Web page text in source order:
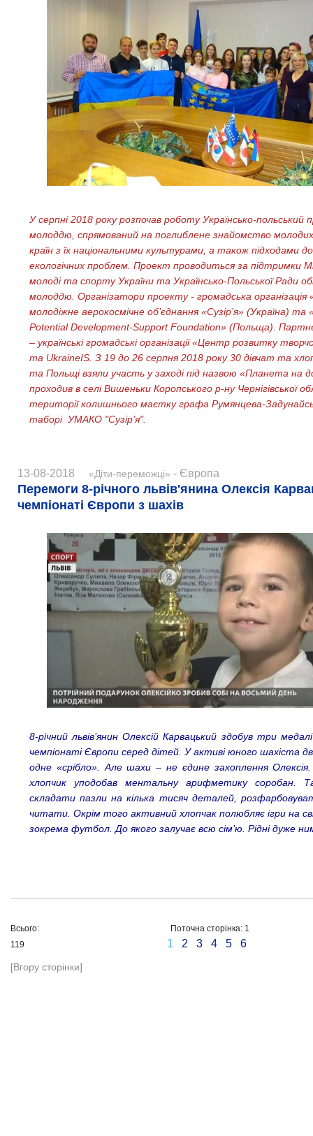
У серпні 2018 року розпочав роботу Українсько-польський
молоддю, спрямований на поглиблене знайомство
країн з їх національними культурами, а також підходами
екологічних проблем. Проект проводиться за підтримки
молоді та спорту України та Українсько-Польської Ради
молоддю. Організатори проекту - громадська організація
молодіжне аерокосмічне об’єднання «Сузір’я» (Україна) та
Potential Development-Support Foundation» (Польща).
– українські громадські організації «Центр розвитку
та UkraineIS. З 19 до 26 серпня 2018 року 30 дівчат та
та Польщі взяли участь у заході під назвою «Планета на
проходив в селі Вишеньки Коропського р-ну Чернігівської
території колишнього маєтку графа Румянцева-
таборі УМАКО "Сузір’я".
13-08-2018 «Діти-переможці» - Європа
Перемоги 8-річного львів'янина Олексія
чемпіонаті Європи з шахів
8-річний львів’янин Олексій Карвацький здобув три
чемпіонаті Європи серед дітей. У активі юного шахіста
одне «срібло». Але шахи – не єдине захоплення
хлопчик уподобав ментальну арифметику соробан.
складати пазли на кілька тисяч деталей,
читати. Окрім того активний хлопчак полюбляє ігри на
зокрема футбол. До якого залучає всю сім’ю. Рідні дуже
Всього:
119
Поточна сторінка: 1
1 2 3 4 5 6
[Вгору сторінки]